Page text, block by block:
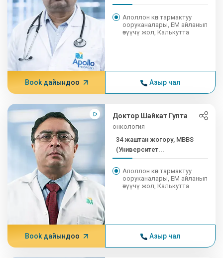
медицина илимдеринин
доктору
Аполлон көп тармактуу
ооруканалары, EM айланып
өтүүчү жол, Калькутта
Book дайындоо Азыр чал
Доктор Шайкат Гупта
онкология
34 жаштан жогору, MBBS
(Университет...
Аполлон көп тармактуу
ооруканалары, EM айланып
өтүүчү жол, Калькутта
Book дайындоо Азыр чал